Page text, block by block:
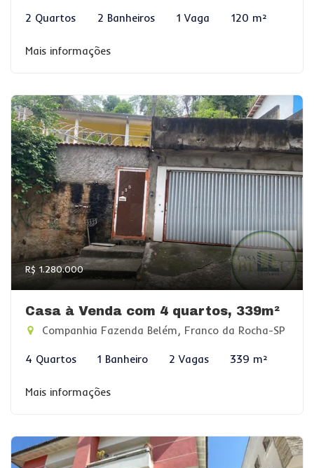
2 Quartos 2 Banheiros 1 Vaga 120 m²
Mais informações
R$ 1.280.000
Casa à Venda com 4 quartos, 339m²
Companhia Fazenda Belém, Franco da Rocha-SP
4 Quartos 1 Banheiro 2 Vagas 339 m²
Mais informações